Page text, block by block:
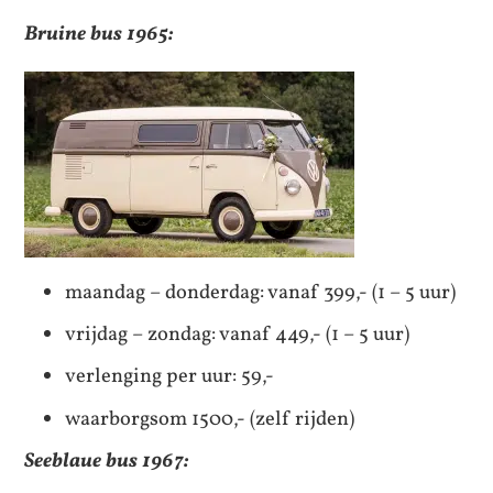
Bruine bus 1965:
maandag – donderdag: vanaf 399,- (1 – 5 uur)
vrijdag – zondag: vanaf 449,- (1 – 5 uur)
verlenging per uur: 59,-
waarborgsom 1500,- (zelf rijden)
Seeblaue bus 1967: